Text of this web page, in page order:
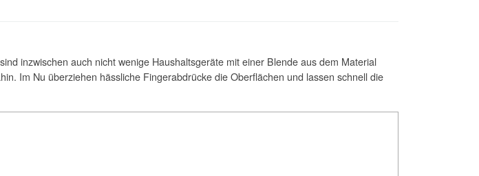
inzwischen auch nicht wenige Haushaltsgeräte mit einer Blende aus dem Material
Im Nu überziehen hässliche Fingerabdrücke die Oberflächen und lassen schnell die